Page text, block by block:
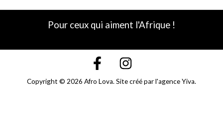
Pour ceux qui aiment l'Afrique !
Copyright © 2026 Afro Lova. Site créé par l'agence Yiva.